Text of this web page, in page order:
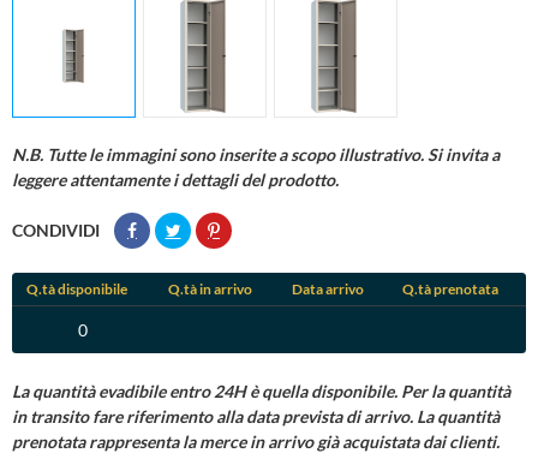
N.B. Tutte le immagini sono inserite a scopo illustrativo. Si invita a
leggere attentamente i dettagli del prodotto.
CONDIVIDI
Q.tà disponibile Q.tà in arrivo Data arrivo Q.tà prenotata
0
La quantità evadibile entro 24H è quella disponibile. Per la quantità
in transito fare riferimento alla data prevista di arrivo. La quantità
prenotata rappresenta la merce in arrivo già acquistata dai clienti.